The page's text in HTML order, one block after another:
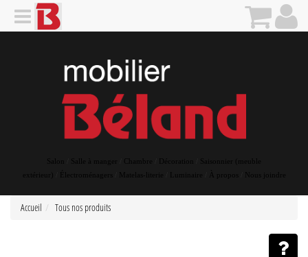
Salon Salle à manger Décoration
Saisonnier (meuble
extérieur)
Matelas-literie Luminaire Nous joindre
Accueil Tous nos produits